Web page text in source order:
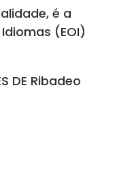
é a
(EOI)
DE Ribadeo